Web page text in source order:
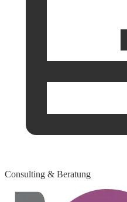
Consulting & Beratung